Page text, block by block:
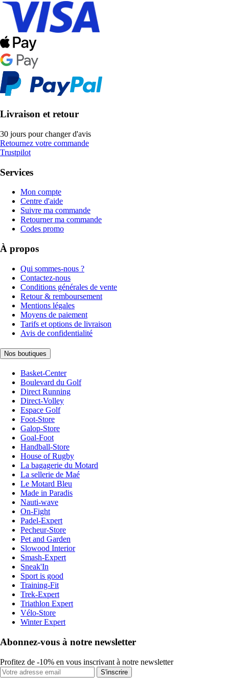
Livraison et retour
30 jours pour changer d'avis
Retournez votre commande
Trustpilot
Services
Mon compte
Centre d'aide
Suivre ma commande
Retourner ma commande
Codes promo
À propos
Qui sommes-nous ?
Contactez-nous
Conditions générales de vente
Retour & remboursement
Mentions légales
Moyens de paiement
Tarifs et options de livraison
Avis de confidentialité
Nos boutiques
Basket-Center
Boulevard du Golf
Direct Running
Direct-Volley
Espace Golf
Foot-Store
Galop-Store
Goal-Foot
Handball-Store
House of Rugby
La bagagerie du Motard
La sellerie de Maé
Le Motard Bleu
Made in Paradis
Nauti-wave
On-Fight
Padel-Expert
Pecheur-Store
Pet and Garden
Slowood Interior
Smash-Expert
Sneak'In
Sport is good
Training-Fit
Trek-Expert
Triathlon Expert
Vélo-Store
Winter Expert
Abonnez-vous à notre newsletter
Profitez de -10% en vous inscrivant à notre newsletter
S'inscrire